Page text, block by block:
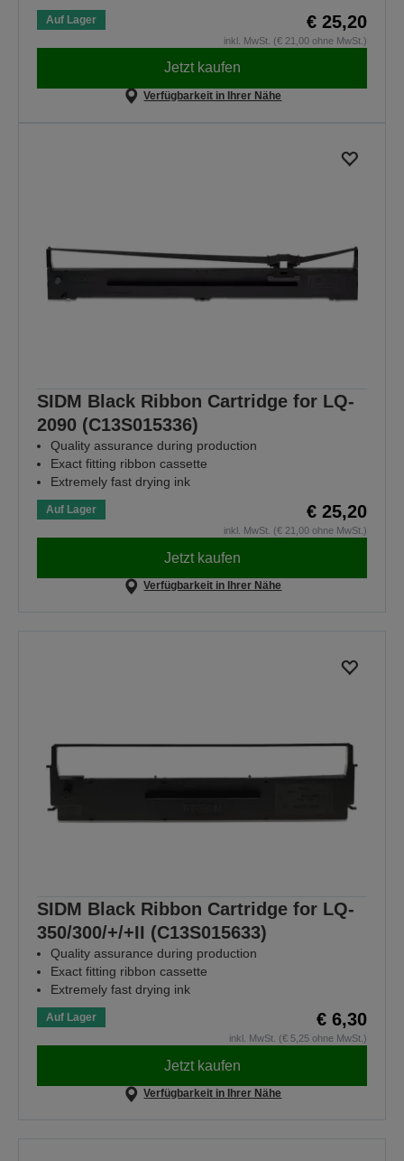
Auf Lager € 25,20
inkl. MwSt. (€ 21,00 ohne MwSt.)
Jetzt kaufen
Verfügbarkeit in Ihrer Nähe
SIDM Black Ribbon Cartridge for LQ-
2090 (C13S015336)
Quality assurance during production
Exact fitting ribbon cassette
Extremely fast drying ink
Auf Lager € 25,20
inkl. MwSt. (€ 21,00 ohne MwSt.)
Jetzt kaufen
Verfügbarkeit in Ihrer Nähe
SIDM Black Ribbon Cartridge for LQ-
350/300/+/+II (C13S015633)
Quality assurance during production
Exact fitting ribbon cassette
Extremely fast drying ink
Auf Lager € 6,30
inkl. MwSt. (€ 5,25 ohne MwSt.)
Jetzt kaufen
Verfügbarkeit in Ihrer Nähe